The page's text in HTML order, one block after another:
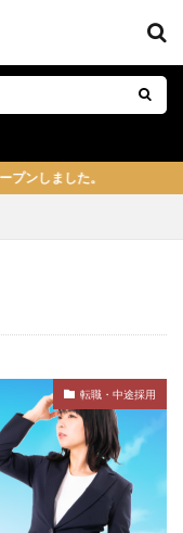
転職・中途採用